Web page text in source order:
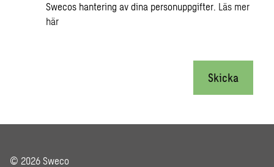
Swecos hantering av dina personuppgifter. Läs mer
här
Skicka
© 2026 Sweco